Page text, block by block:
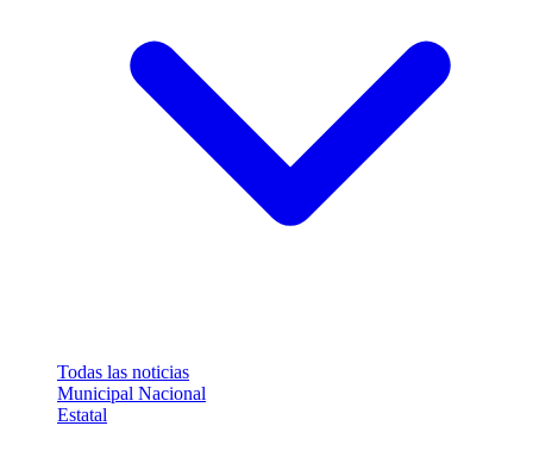
Todas las noticias
Municipal Nacional
Estatal